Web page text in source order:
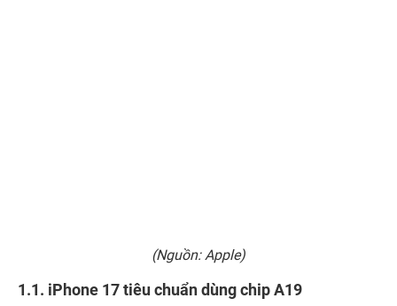
(Nguồn: Apple)
1.1. iPhone 17 tiêu chuẩn dùng chip A19